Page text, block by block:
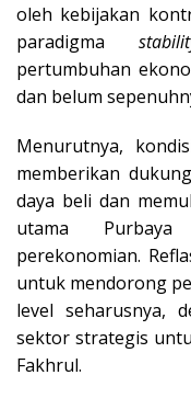
oleh kebijakan
paradigma
pertumbuhan
dan belum
Menurutnya,
memberikan
daya beli dan
utama
perekonomian.
untuk mendorong
level seharusnya,
sektor strategis
Fakhrul.